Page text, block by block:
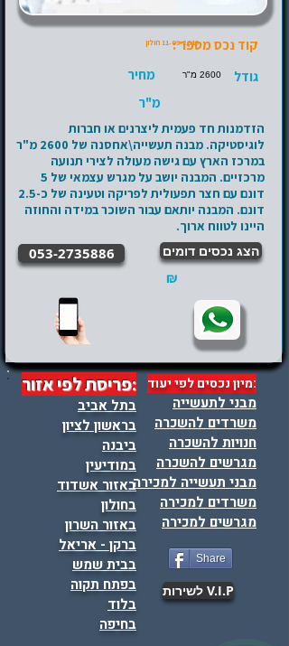
11-09-2019 חולון
קוד נכס מספר :
גודל
2600 מ"ר
מחיר
מ"ר
הזדמנות חד פעמית ליצרנים או חברות
לוגיסטיקה. מבנה תעשייה\אחסנה של 2600 מ"ר
במרכז הארץ עם גישה מעולה לצירי תנועה
מרכזיים. המבנה יושב על מגרש עצמאי של 5
דונם עם חצר תפעולית לפריקה וטעינה של כ-2.5
דונם. המבנה יותאם עבור השוכר במידה והחוזה
היינו לטווח ארוך.
הצג נכסים דומים 053-2735886
₪
:מיון נכסים לפי יעוד
מבני לתעשייה
משרדים להשכרה
חנויות להשכרה
מגרשים להשכרה
מבני תעשייה למכירה
משרדים למכירה
מגרשים למכירה
Share
V.I.P לשירות
:פריסת לפי אזור
בתל אביב
בראשון לציון
ביבנה
במודיעין
באזור אשדוד
בחולון
באזור השרון
ברקן - אריאל
בבית שמש
בפתח תקוה
בלוד
בחיפה